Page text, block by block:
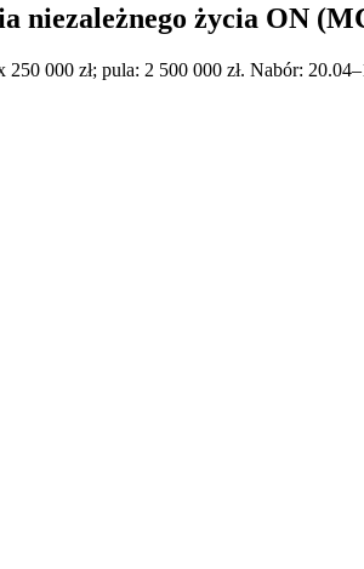
niezależnego życia ON
000 zł; pula: 2 500 000 zł. Nabór: